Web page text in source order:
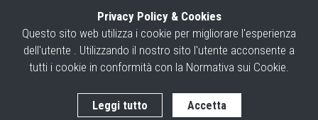
Privacy Policy & Cookies
Questo sito web utilizza i cookie per migliorare l'esperienza
dell'utente . Utilizzando il nostro sito l'utente acconsente a
tutti i cookie in conformità con la Normativa sui Cookie.
Leggi tutto Accetta
GDPR33 | Powered by Webgenesys
Modello per l'esercizio dei diritti